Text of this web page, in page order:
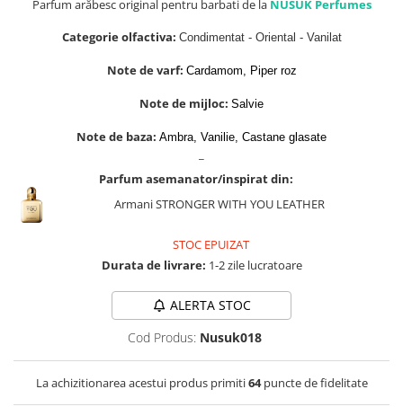
Zaien
Zirconia
Parfum arăbesc original pentru barbati de la NUSUK Perfumes
Categorie olfactiva: Condimentat - Oriental - Vanilat
Note de varf: Cardamom, Piper roz
Note de mijloc: Salvie
Note de baza: Ambra, Vanilie, Castane glasate
Parfum asemanator/inspirat din:
Armani STRONGER WITH YOU LEATHER
STOC EPUIZAT
Durata de livrare: 1-2 zile lucratoare
ALERTA STOC
Cod Produs: Nusuk018
La achizitionarea acestui produs primiti64puncte de fidelitate